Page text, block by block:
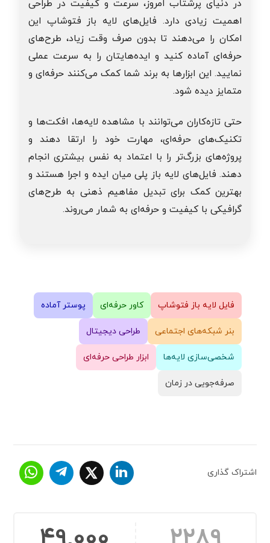
در دنیای پرشتاب امروز، سرعت و کیفیت در طراحی
اهمیت زیادی دارد. فایل‌های لایه باز فتوشاپ این
امکان را می‌دهند تا بدون صرف وقت زیاد، طرح‌های
حرفه‌ای آماده کنید و ایده‌هایتان را به سرعت عملی
نمایید. این ابزارها به برند شما کمک می‌کنند حرفه‌ای و
متمایز دیده شود.
حتی تازه‌کاران می‌توانند با مشاهده لایه‌ها، افکت‌ها و
تکنیک‌های حرفه‌ای، مهارت خود را ارتقا دهند و
پروژه‌های بزرگ‌تر را با اعتماد به نفس بیشتری انجام
دهند. فایل‌های لایه باز پلی میان ایده و اجرا هستند و
بهترین کمک برای تبدیل مفاهیم ذهنی به طرح‌های
گرافیکی با کیفیت و حرفه‌ای به شمار می‌روند.
فایل لایه باز فتوشاپ کاور حرفه‌ای پوستر آماده
بنر شبکه‌های اجتماعی طراحی دیجیتال
شخصی‌سازی لایه‌ها ابزار طراحی حرفه‌ای
صرفه‌جویی در زمان
اشتراک گذاری